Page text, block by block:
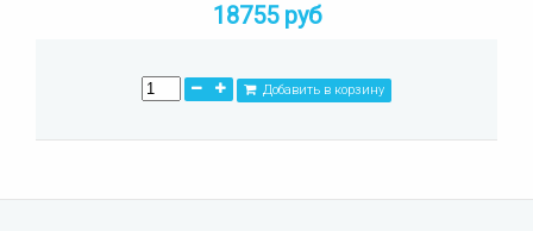
18755 руб
Добавить в корзину